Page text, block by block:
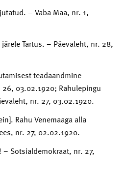
– Vaba Maa, nr. 1,
Tartus. – Päevaleht, nr. 28,
teadaandmine
03.02.1920; Rahulepingu
nr. 27, 03.02.1920.
Rahu Venemaaga alla
nr. 27, 02.02.1920.
Sotsialdemokraat, nr. 27,